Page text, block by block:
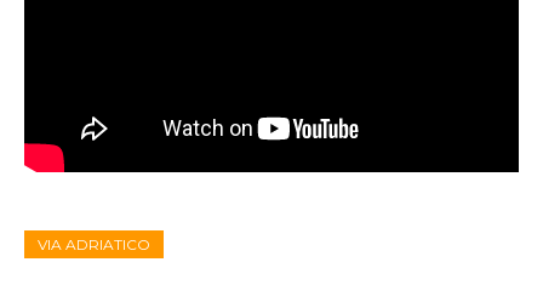
VIA ADRIATICO